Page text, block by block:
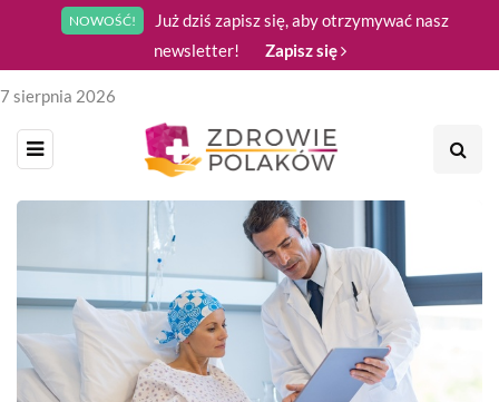
NOWOŚĆ!
Już dziś zapisz się, aby otrzymywać nasz
newsletter!
Zapisz się
7 sierpnia 2026